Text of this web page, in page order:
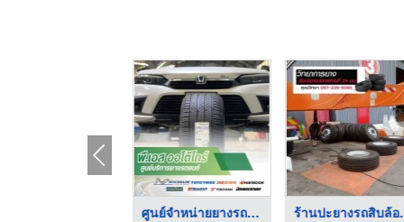
ศูนย์จำหน่ายยางรถยนต ...
ร้าน